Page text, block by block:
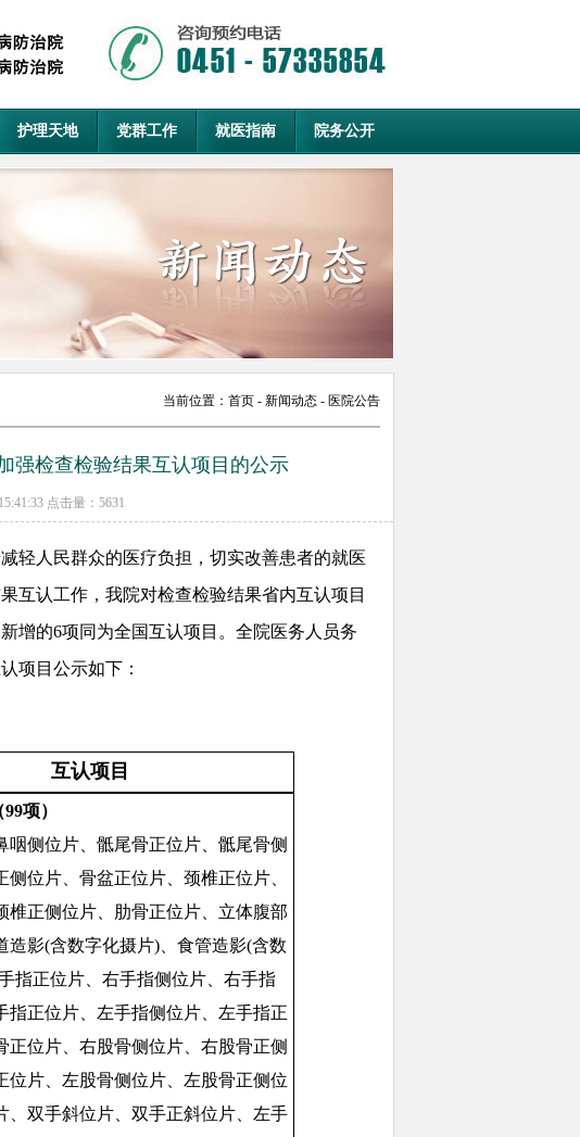
护理天地 党群工作 就医指南 院务公开
当前位置： 首页 - 新闻动态 - 医院公告
强检查检验结果互认项目的公示
点击量：5631
人民群众的医疗负担，切实改善患者的就医
互认工作，我院对检查检验结果省内互认项目
增的6项同为全国互认项目。 全院医务人员务
项目公示如下：
互认项目
项）
咽侧位片、骶尾骨正位片、骶尾骨侧
侧位片、骨盆正位片、颈椎正位片、
椎正侧位片、肋骨正位片、立体腹部
造影(含数字化摄片)、食管造影(含数
指正位片、右手指侧位片、右手指
指正位片、左手指侧位片、左手指正
正位片、右股骨侧位片、右股骨正侧
位片、左股骨侧位片、左股骨正侧位
、双手斜位片、双手正斜位片、左手